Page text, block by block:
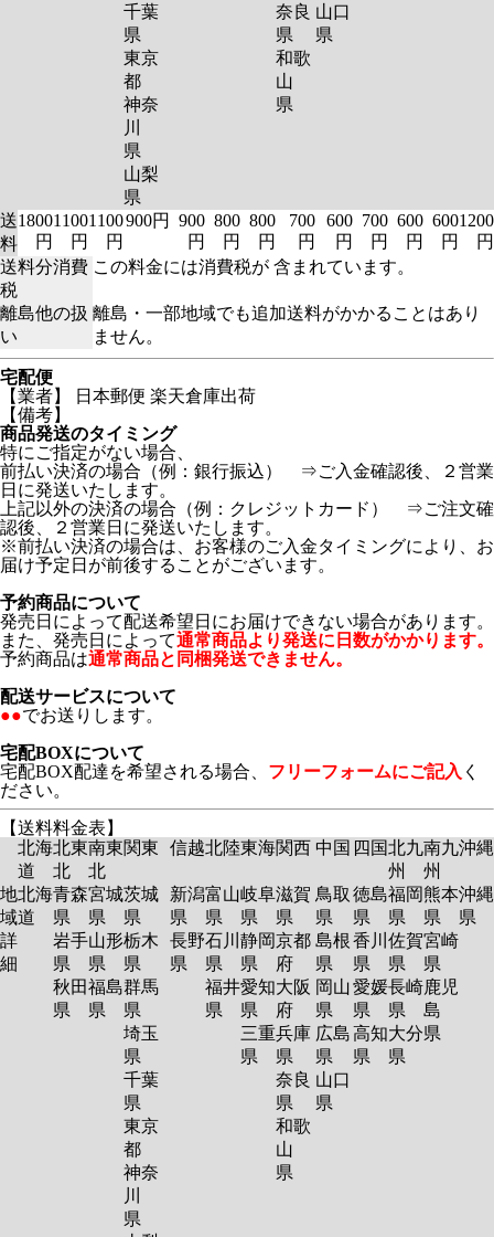
千葉
県
東京
都
神奈
川
県
山梨
県
奈良
県
和歌
山
県
山口
県
送
料
1800
円
1100
円
1100
円
900円
900
円
800
円
800
円
700
円
600
円
700
円
600
円
600
円
1200
円
送料分消費
税
この料金には消費税が 含まれています。
離島他の扱
い
離島・一部地域でも追加送料がかかることはあり
ません。
宅配便
【業者】 日本郵便 楽天倉庫出荷
【備考】
商品発送のタイミング
特にご指定がない場合、
前払い決済の場合（例：銀行振込） ⇒ご入金確認後、２営業
日に発送いたします。
上記以外の決済の場合（例：クレジットカード） ⇒ご注文確
認後、２営業日に発送いたします。
※前払い決済の場合は、お客様のご入金タイミングにより、お
届け予定日が前後することがございます。
予約商品について
発売日によって配送希望日にお届けできない場合があります。
また、発売日によって通常商品より発送に日数がかかります。
予約商品は通常商品と同梱発送できません。
配送サービスについて
●●でお送りします。
宅配BOXについて
宅配BOX配達を希望される場合、 フリーフォームにご記入 く
ださい。
【送料料金表】
北海
道
北東
北
南東
北
関東 信越北陸東海関西 中国 四国北九
州
南九
州
沖縄
地
域
詳
細
北海
道
青森
県
岩手
県
秋田
県
宮城
県
山形
県
福島
県
茨城
県
栃木
県
群馬
県
埼玉
県
千葉
県
東京
都
神奈
川
県
新潟
県
長野
県
富山
県
石川
県
福井
県
岐阜
県
静岡
県
愛知
県
三重
県
滋賀
県
京都
府
大阪
府
兵庫
県
奈良
県
和歌
山
県
鳥取
県
島根
県
岡山
県
広島
県
山口
県
徳島
県
香川
県
愛媛
県
高知
県
福岡
県
佐賀
県
長崎
県
大分
県
熊本
県
宮崎
県
鹿児
島
県
沖縄
県